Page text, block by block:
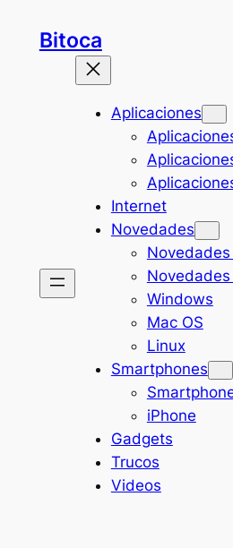
Bitoca
Aplicaciones
Internet
Novedades
Novedades
Windows
Mac OS
Linux
Smartphones
iPhone
Gadgets
Trucos
Videos